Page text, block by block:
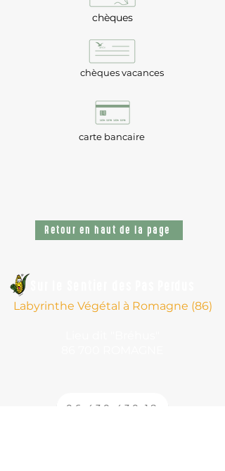
chèques
chèques vacances
carte bancaire
Retour en haut de la page
Labyrinthe Végétal à Romagne (86)
06 430 430 18